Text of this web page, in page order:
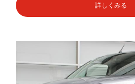
詳しくみる